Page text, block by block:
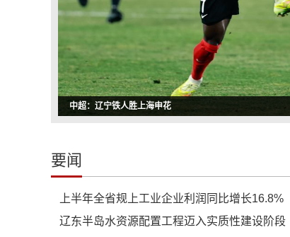
创新工业遗产实景演艺 沈阳杂技剧《启飞》在中国工业博物
要闻
上半年全省规上工业企业利润同比增长16.8%
辽东半岛水资源配置工程迈入实质性建设阶段